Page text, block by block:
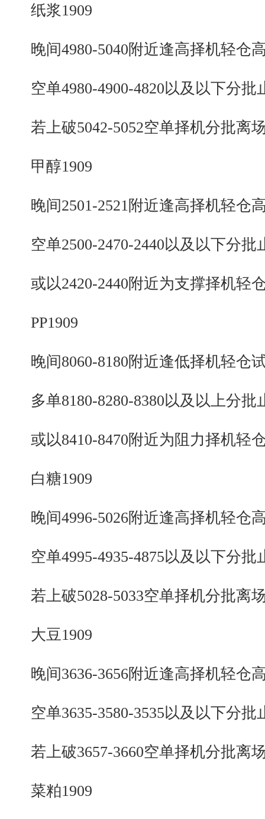
纸浆1909
晚间4980-5040附近逢高择机轻仓
空单4980-4900-4820以及以下分批
若上破5042-5052空单择机分批离
甲醇1909
晚间2501-2521附近逢高择机轻仓
空单2500-2470-2440以及以下分批
或以2420-2440附近为支撑择机轻
PP1909
晚间8060-8180附近逢低择机轻仓
多单8180-8280-8380以及以上分批
或以8410-8470附近为阻力择机轻
白糖1909
晚间4996-5026附近逢高择机轻仓
空单4995-4935-4875以及以下分批
若上破5028-5033空单择机分批离
大豆1909
晚间3636-3656附近逢高择机轻仓
空单3635-3580-3535以及以下分批
若上破3657-3660空单择机分批离
菜粕1909